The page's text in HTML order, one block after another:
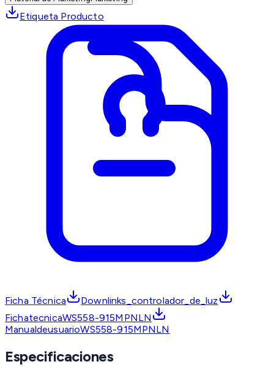
Etiqueta Producto
Ficha Técnica
Downlinks_controlador_de_luz
FichatecnicaWS558-915MPNLN
ManualdeusuarioWS558-915MPNLN
Especificaciones